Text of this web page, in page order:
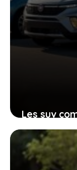
Les suv
28 mai 2026